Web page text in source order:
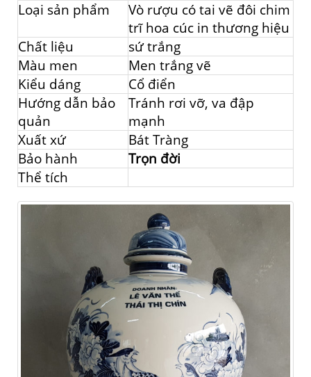
Loại sản phẩm
Vò rượu có tai vẽ đôi chim
trĩ hoa cúc in thương hiệu
Chất liệu
sứ trắng
Màu men
Men trắng vẽ
Kiểu dáng
Cổ điển
Hướng dẫn bảo
quản
Tránh rơi vỡ, va đập
mạnh
Xuất xứ
Bát Tràng
Bảo hành
Trọn đời
Thể tích